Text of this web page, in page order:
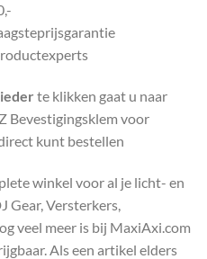
te klikken gaat u naar
Bevestigingsklem voor
kunt bestellen
winkel voor al je licht- en
Gear, Versterkers,
veel meer is bij MaxiAxi.com
Als een artikel elders